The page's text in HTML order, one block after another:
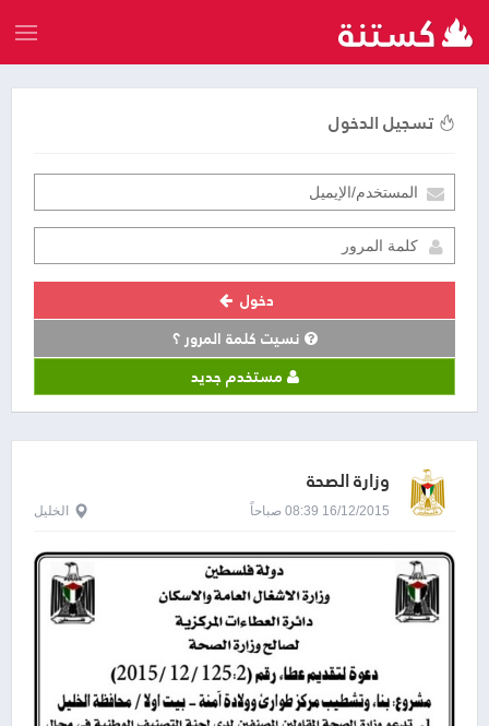
تسجيل الدخول
دخول
نسيت كلمة المرور ؟
مستخدم جديد
وزارة الصحة
16/12/2015 08:39 صباحاً الخليل